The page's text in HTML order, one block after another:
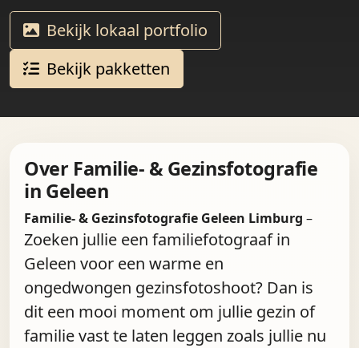
Bekijk lokaal portfolio
Bekijk pakketten
Over Familie- & Gezinsfotografie
in Geleen
Familie- & Gezinsfotografie Geleen Limburg –
Zoeken jullie een familiefotograaf in
Geleen voor een warme en
ongedwongen gezinsfotoshoot? Dan is
dit een mooi moment om jullie gezin of
familie vast te laten leggen zoals jullie nu